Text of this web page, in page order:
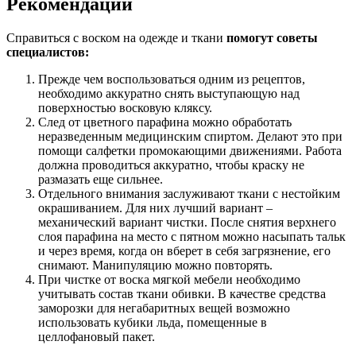
Рекомендации
Справиться с воском на одежде и ткани помогут советы
специалистов:
Прежде чем воспользоваться одним из рецептов,
необходимо аккуратно снять выступающую над
поверхностью восковую кляксу.
След от цветного парафина можно обработать
неразведенным медицинским спиртом. Делают это при
помощи салфетки промокающими движениями. Работа
должна проводиться аккуратно, чтобы краску не
размазать еще сильнее.
Отдельного внимания заслуживают ткани с нестойким
окрашиванием. Для них лучший вариант –
механический вариант чистки. После снятия верхнего
слоя парафина на место с пятном можно насыпать тальк
и через время, когда он вберет в себя загрязнение, его
снимают. Манипуляцию можно повторять.
При чистке от воска мягкой мебели необходимо
учитывать состав ткани обивки. В качестве средства
заморозки для негабаритных вещей возможно
использовать кубики льда, помещенные в
целлофановый пакет.